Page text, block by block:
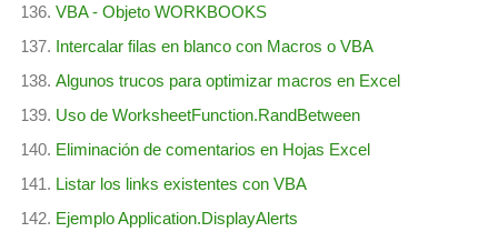
VBA - Objeto WORKBOOKS
Intercalar filas en blanco con Macros o VBA
Algunos trucos para optimizar macros en Excel
Uso de WorksheetFunction.RandBetween
Eliminación de comentarios en Hojas Excel
Listar los links existentes con VBA
Ejemplo Application.DisplayAlerts